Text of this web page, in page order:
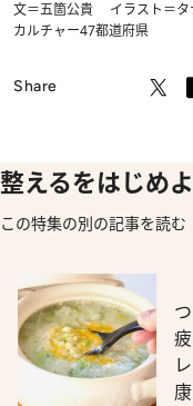
文＝五箇公貴 イラスト＝タ
カルチャー47都道府県
Share
整えるをはじめ
この特集の別の記事を読む